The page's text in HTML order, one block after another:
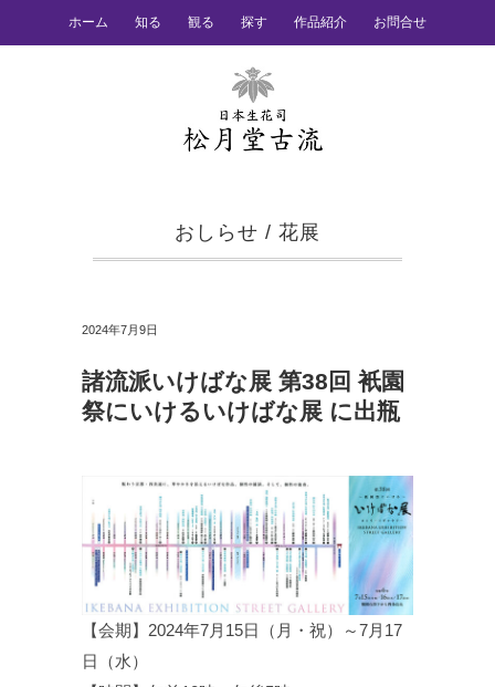
ホーム 知る 観る 探す 作品紹介 お問合せ
おしらせ / 花展
2024年7月9日
諸流派いけばな展 第38回 衹園
祭にいけるいけばな展 に出瓶
【会期】2024年7月15日（月・祝）～7月17
日（水）